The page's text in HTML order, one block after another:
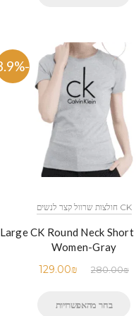
-53.9%
CK חולצות שרוול קצר לנשים
Large CK Round Neck Short
Women-Gray
280.00₪
129.00₪
בחר מהאפשרויות